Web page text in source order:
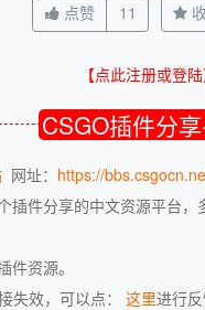
点赞 11
【点此注册或登陆
CSGO插件分
网址： https://
插件分享的中文资源平台
资源。
失效，可以点： 这里进行